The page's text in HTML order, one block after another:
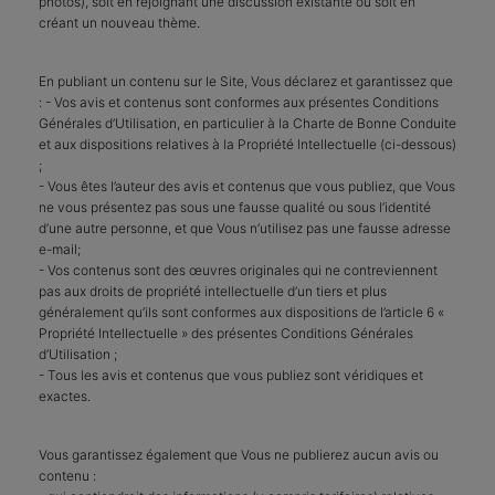
créant un nouveau thème.
En publiant un contenu sur le Site, Vous déclarez et garantissez que
: - Vos avis et contenus sont conformes aux présentes Conditions
Générales d’Utilisation, en particulier à la Charte de Bonne Conduite
et aux dispositions relatives à la Propriété Intellectuelle (ci-dessous)
;
- Vous êtes l’auteur des avis et contenus que vous publiez, que Vous
ne vous présentez pas sous une fausse qualité ou sous l’identité
d’une autre personne, et que Vous n’utilisez pas une fausse adresse
e-mail;
- Vos contenus sont des œuvres originales qui ne contreviennent
pas aux droits de propriété intellectuelle d’un tiers et plus
généralement qu’ils sont conformes aux dispositions de l’article 6 «
Propriété Intellectuelle » des présentes Conditions Générales
d’Utilisation ;
- Tous les avis et contenus que vous publiez sont véridiques et
exactes.
Vous garantissez également que Vous ne publierez aucun avis ou
contenu :